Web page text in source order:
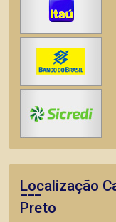
Localização
Preto